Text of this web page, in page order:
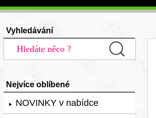
Vyhledávání
Nejvíce oblíbené
► NOVINKY v nabídce